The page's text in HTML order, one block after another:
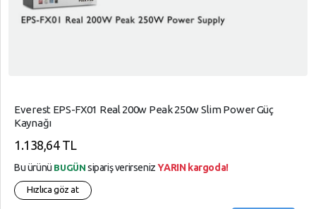
Everest EPS-FX01 Real 200w Peak 250w Slim Power Güç
Kaynağı
1.138,64 TL
Bu ürünü BUGÜN sipariş verirsenizYARIN kargoda!
Hızlıca göz at